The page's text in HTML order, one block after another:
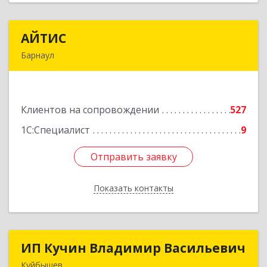
АЙТИС
Барнаул
Клиентов на сопровождении
527
1С:Специалист
9
Отправить заявку
Показать контакты
Подробнее
Отправить заявку
Назад
ИП Кучин Владимир Васильевич
ИП Кучин Владимир Васильевич